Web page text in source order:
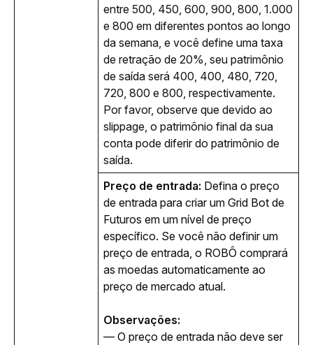
entre 500, 450, 600, 900, 800, 1.000
e 800 em diferentes pontos ao longo
da semana, e você define uma taxa
de retração de 20%, seu patrimônio
de saída será 400, 400, 480, 720,
720, 800 e 800, respectivamente.
Por favor, observe que devido ao
slippage, o patrimônio final da sua
conta pode diferir do patrimônio de
saída.
Preço de entrada: Defina o preço
de entrada para criar um Grid Bot de
Futuros em um nível de preço
específico. Se você não definir um
preço de entrada, o ROBÔ comprará
as moedas automaticamente ao
preço de mercado atual.
Observações:
— O preço de entrada não deve ser